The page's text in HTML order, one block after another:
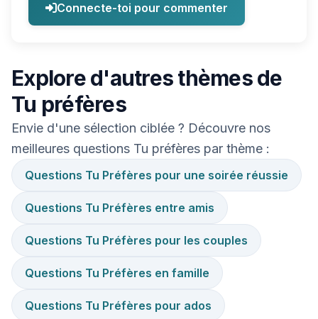
Connecte-toi pour commenter
Explore d'autres thèmes de
Tu préfères
Envie d'une sélection ciblée ? Découvre nos
meilleures questions Tu préfères par thème :
Questions Tu Préfères pour une soirée réussie
Questions Tu Préfères entre amis
Questions Tu Préfères pour les couples
Questions Tu Préfères en famille
Questions Tu Préfères pour ados